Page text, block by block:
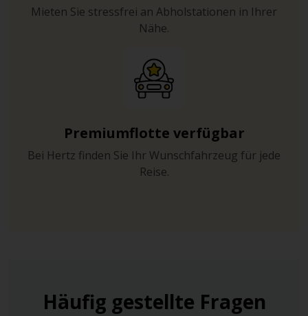
Mieten Sie stressfrei an Abholstationen in Ihrer
Nähe.
Premiumflotte verfügbar
Bei Hertz finden Sie Ihr Wunschfahrzeug für jede
Reise.
Häufig gestellte Fragen